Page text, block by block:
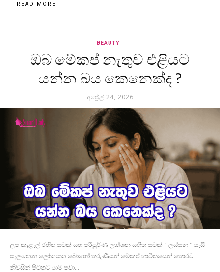
READ MORE
BEAUTY
ඔබ මේකප් නැතුව එළියට
යන්න බය කෙනෙක්ද ?
අප්‍රේල් 24, 2026
ලප කැළැල් රහිත සමක් සහ පරිපූර්ණ ලක්ශන සහිත සමක් " ලස්සන " යැයි
සැලකෙන ලෝකයක බොහෝ තරුණියන් මේකප් භාවිතයෙන් තොරව
නිවසින් පිටතට යාම පවා...